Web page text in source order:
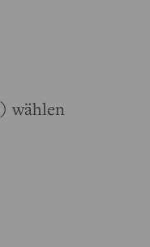
wählen